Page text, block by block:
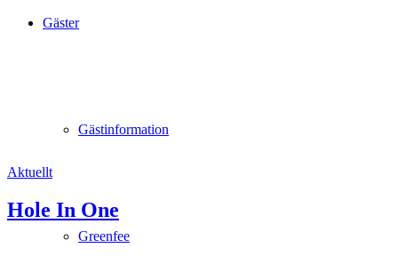
Gäster
Gästinformation
Greenfee
Aktuellt
Hole In One